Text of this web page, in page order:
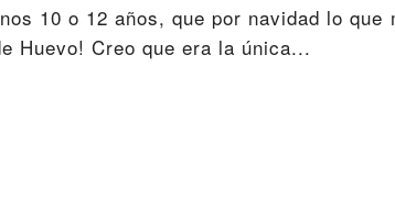
10 o 12 años, que por navidad lo
Huevo! Creo que era la única...